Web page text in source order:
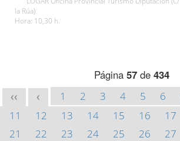
la Rúa)
Hora: 10,30 h.
Página 57 de 434
<< < 1 2 3 4 5 6
11
12 13 14 15 16 17
21
22 23 24 25 26 27